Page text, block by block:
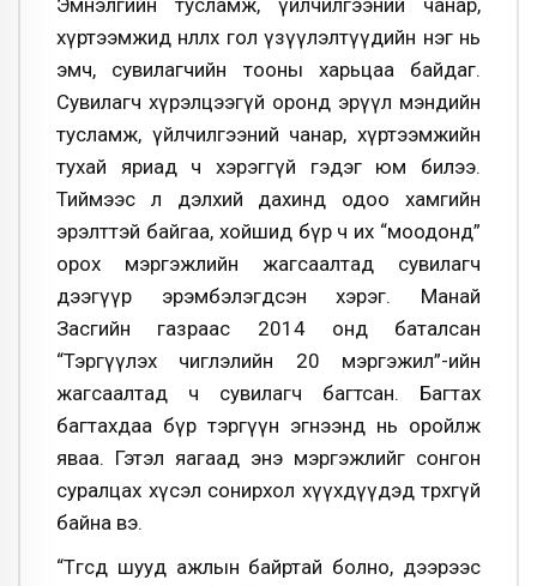
хүртээмжид нөлөөлөх гол үзүүлэлтүүдийн нэг нь
эмч, сувилагчийн тооны харьцаа байдаг.
Сувилагч хүрэлцээгүй оронд эрүүл мэндийн
тусламж, үйлчилгээний чанар, хүртээмжийн
тухай яриад ч хэрэггүй гэдэг юм билээ.
Тиймээс л дэлхий дахинд одоо хамгийн
эрэлттэй байгаа, хойшид бүр ч их “моодонд”
орох мэргэжлийн жагсаалтад сувилагч
дээгүүр эрэмбэлэгдсэн хэрэг. Манай
Засгийн газраас 2014 онд баталсан
“Тэргүүлэх чиглэлийн 20 мэргэжил”-ийн
жагсаалтад ч сувилагч багтсан. Багтах
багтахдаа бүр тэргүүн эгнээнд нь оройлж
яваа. Гэтэл яагаад энэ мэргэжлийг сонгон
суралцах хүсэл сонирхол хүүхдүүдэд төрөхгүй
байна вэ.
“Төгсөөд шууд ажлын байртай болно, дээрээс